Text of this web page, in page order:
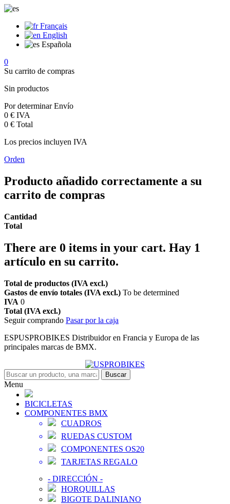
Français
English
Española
0
Su carrito de compras
Sin productos
Por determinarEnvío
0 € IVA
0 € Total
Los precios incluyen IVA
Orden
Producto añadido correctamente a su
carrito de compras
Cantidad
Total
There are 0 items in your cart. Hay 1
artículo en su carrito.
Total de productos (IVA excl.)
Gastos de envío totales (IVA excl.) To be determined
IVA 0
Total (IVA excl.)
Seguir comprando Pasar por la caja
ESPUSPROBIKES Distribuidor en Francia y Europa de las
principales marcas de BMX.
Buscar
Menu
BICICLETAS
COMPONENTES BMX
CUADROS
RUEDAS CUSTOM
COMPONENTES OS20
TARJETAS REGALO
- DIRECCIÓN -
HORQUILLAS
BIGOTE DALINIANO